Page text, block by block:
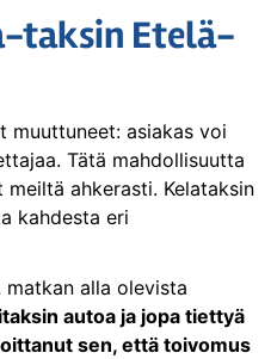
taksin Etelä-
muuttuneet: asiakas voi
Tätä mahdollisuutta
ahkerasti. Kelataksin
kahdesta eri
alla olevista
autoa ja jopa tiettyä
sen, että toivomus